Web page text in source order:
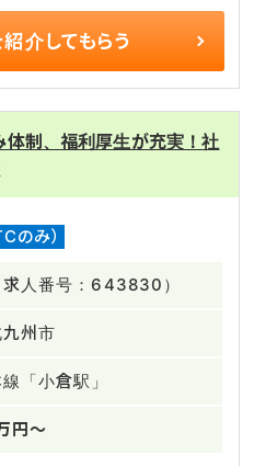
紹介してもらう
体制、福利厚生が充実！社
のみ）
人番号：643830）
州市
「小倉駅」
円～